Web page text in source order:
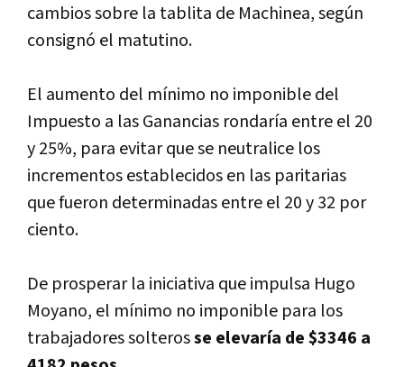
cambios sobre la tablita de Machinea, según
consignó el matutino.
El aumento del mí­nimo no imponible del
Impuesto a las Ganancias rondarí­a entre el 20
y 25%, para evitar que se neutralice los
incrementos establecidos en las paritarias
que fueron determinadas entre el 20 y 32 por
ciento.
De prosperar la iniciativa que impulsa Hugo
Moyano, el mí­nimo no imponible para los
trabajadores solterosse elevarí­a de $3346 a